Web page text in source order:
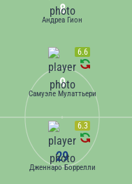
8
Андреа Гион
6.6
9
Самуэле Мулаттьери
6.3
29
Дженнаро Боррелли